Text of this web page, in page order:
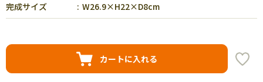
完成サイズ W26.9×H22×D8cm
カートに入れる